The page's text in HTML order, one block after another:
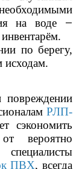
на воде
—
по берегу,
исходам.
повреждении
РЛП-
сэкономить
вероятно
ПВХ, всегда